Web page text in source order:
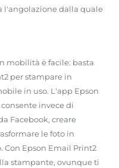
l'angolazione dalla quale
mobilità è facile: basta
per stampare in
in uso. L'app Epson
invece di
Facebook, creare
le foto in
Epson Email Print2
stampante, ovunque ti